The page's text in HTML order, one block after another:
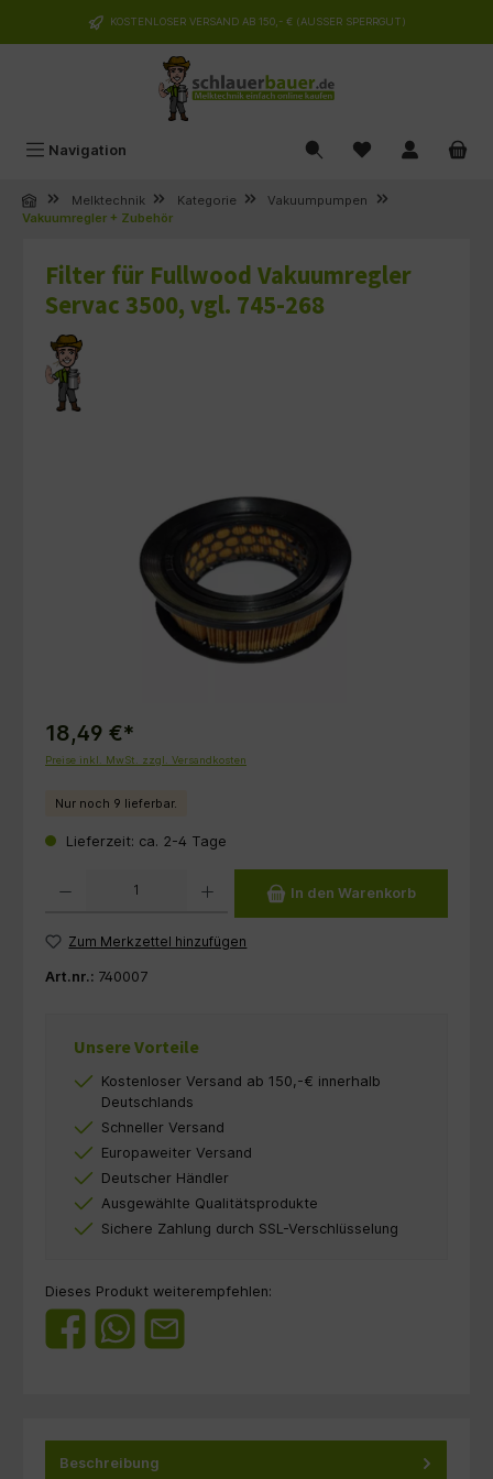
springen KOSTENLOSER VERSAND AB 150,- € (AUSSER SPERRGUT)
Navigation
Melktechnik Kategorie
Vakuumpumpen
Vakuumregler + Zubehör
Filter für Fullwood Vakuumregler
Servac 3500, vgl. 745-268
18,49 €*
Preise inkl. MwSt. zzgl. Versandkosten
Nur noch 9 lieferbar.
Lieferzeit: ca. 2-4 Tage
In den Warenkorb
Zum Merkzettel hinzufügen
Art.nr.: 740007
Unsere Vorteile
Kostenloser Versand ab 150,-€ innerhalb
Deutschlands
Schneller Versand
Europaweiter Versand
Deutscher Händler
Ausgewählte Qualitätsprodukte
Sichere Zahlung durch SSL-Verschlüsselung
Dieses Produkt weiterempfehlen:
Beschreibung